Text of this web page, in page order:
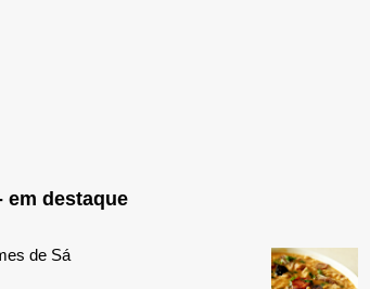
em destaque
de Sá